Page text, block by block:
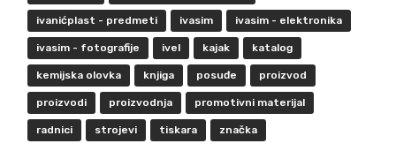
ivanićplast - predmeti ivasim ivasim - elektronika
ivasim - fotografije ivel kajak katalog
kemijska olovka knjiga posuđe proizvod
proizvodi proizvodnja promotivni materijal
radnici strojevi tiskara značka